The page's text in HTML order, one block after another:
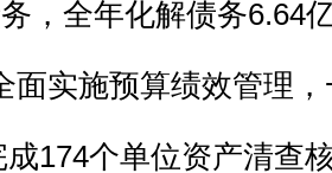
，全年化解债务6.64
面实施预算绩效管理
成174个单位资产清查